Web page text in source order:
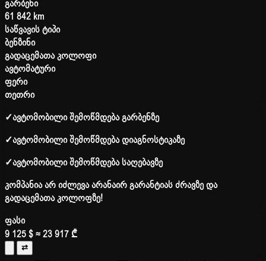
გარბენი
61 842 km
საწვავის ტიპი
ბენზინი
გადაცემათა კოლოფი
ავტომატური
ფერი
თეთრი
✓ავტომობილი შემოწმდება გარბენზე
✓ავტომობილი შემოწმდება დიაგნოსტიკაზე
✓ავტომობილი შემოწმდება საღებავზე
კომპანია არ იძლევა არანაირ გარანტიას ძრავზე და
გადაცემათა კოლოფზე!
ფასი
9 125 $≈ 23 917 ₾
⇄